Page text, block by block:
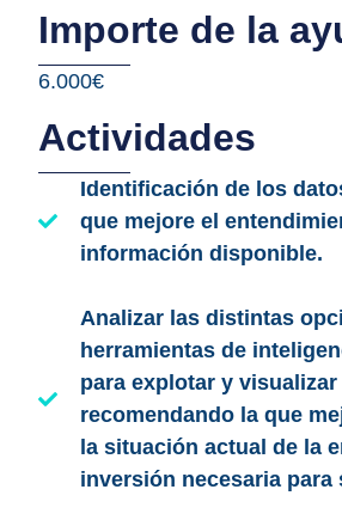
Importe de la
6.000€
Actividades
Identificación de los
que mejore el
información disponible.
Analizar las distintas
herramientas de
para explotar y
recomendando la que
la situación actual de la
inversión necesaria para